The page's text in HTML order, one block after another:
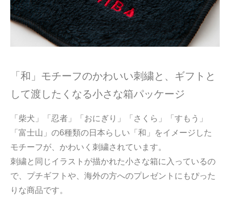
「和」モチーフのかわいい刺繍と、ギフトと
して渡したくなる小さな箱パッケージ
「柴犬」「忍者」「おにぎり」「さくら」「すもう」
「富士山」の6種類の日本らしい「和」をイメージした
モチーフが、かわいく刺繍されています。
刺繍と同じイラストが描かれた小さな箱に入っているの
で、プチギフトや、海外の方へのプレゼントにもぴった
りな商品です。